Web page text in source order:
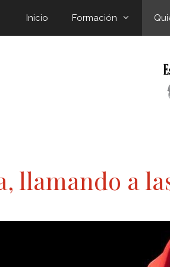
Inicio Formación
llamando a